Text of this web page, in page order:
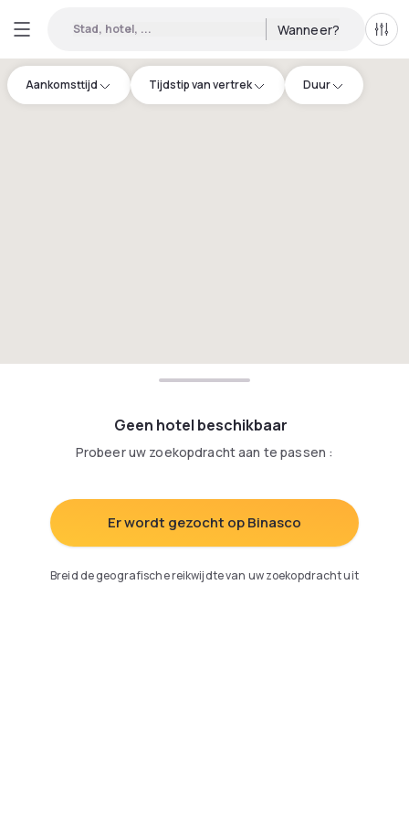
Stad, hotel, ... Wanneer?
Aankomsttijd Tijdstip van vertrek Duur
Geen hotel beschikbaar
Probeer uw zoekopdracht aan te passen :
Er wordt gezocht op Binasco
Breid de geografische reikwijdte van uw zoekopdracht uit